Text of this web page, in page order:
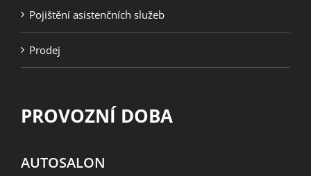
Pojištění asistenčních služeb
Prodej
PROVOZNÍ DOBA
AUTOSALON